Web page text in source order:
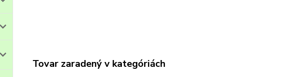
Tovar zaradený v kategóriách